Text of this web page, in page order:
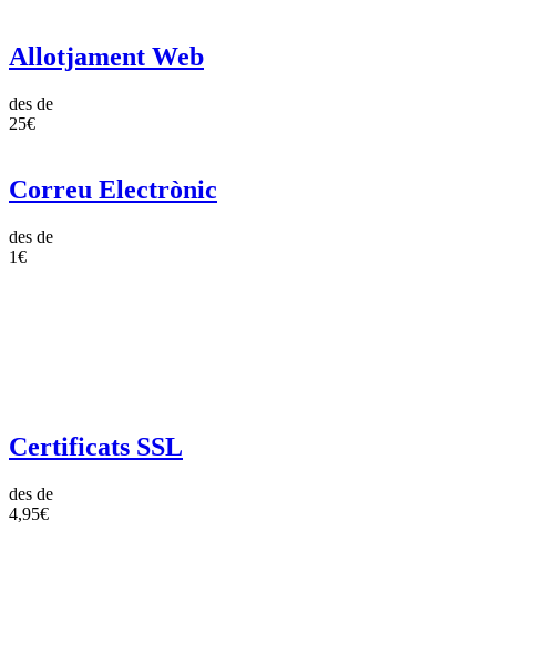
Allotjament Web
des de
25€
Correu Electrònic
des de
1€
Certificats SSL
des de
4,95€